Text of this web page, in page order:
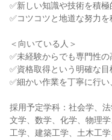
✅新しい知識や技術を積
✅コツコツと地道な努力
＜向いている人＞
✅未経験からでも専門性
✅資格取得という明確な
✅細かい作業を丁寧に行
採用予定学科：社会学、
文学、数学、化学、物理
工学、建築工学、土木工